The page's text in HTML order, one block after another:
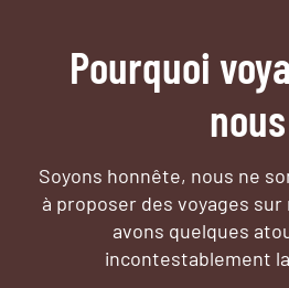
Pourquoi
nous
Soyons honnête, nous ne
à proposer des voyages sur
avons quelques
incontestablement